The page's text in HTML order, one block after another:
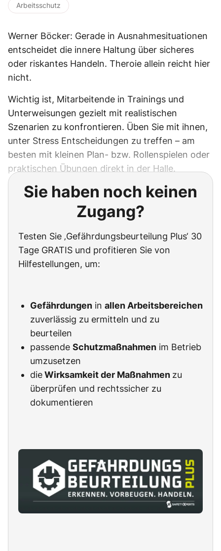
Arbeitsschutz
Werner Böcker: Gerade in Ausnahmesituationen
entscheidet die innere Haltung über sicheres
oder riskantes Handeln. Theroie allein reicht hier
nicht.
Wichtig ist, Mitarbeitende in Trainings und
Unterweisungen gezielt mit realistischen
Szenarien zu konfrontieren. Üben Sie mit ihnen,
unter Stress Entscheidungen zu treffen – am
besten mit kleinen Plan- bzw. Rollenspielen oder
praktischen Übungen direkt in der Halle.
Sie haben noch keinen
Zugang?
Testen Sie ‚Gefährdungsbeurteilung Plus‘ 30
Tage GRATIS und profitieren Sie von
Hilfestellungen, um:
Gefährdungen in allen Arbeitsbereichen
zuverlässig zu ermitteln und zu
beurteilen
passende Schutzmaßnahmen im Betrieb
umzusetzen
dieWirksamkeit der Maßnahmen zu
überprüfen und rechtssicher zu
dokumentieren